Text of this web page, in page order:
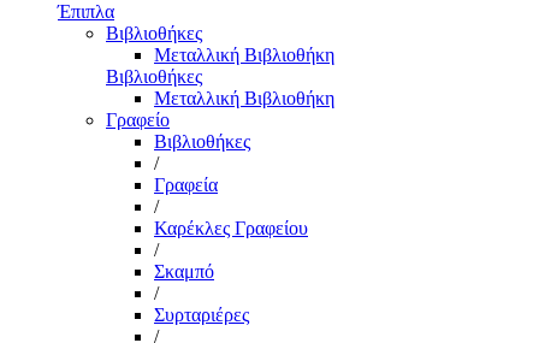
Έπιπλα
Βιβλιοθήκες
Μεταλλική Βιβλιοθήκη
Βιβλιοθήκες
Μεταλλική Βιβλιοθήκη
Γραφείο
Βιβλιοθήκες
/
Γραφεία
/
Καρέκλες Γραφείου
/
Σκαμπό
/
Συρταριέρες
/